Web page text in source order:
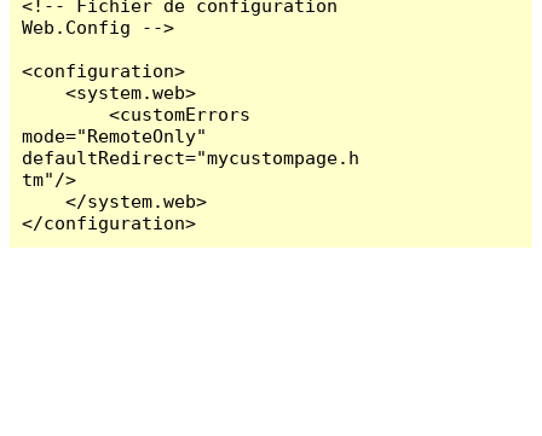
<!-- Fichier de configuration
Web.Config -->
<configuration>
    <system.web>
        <customErrors
mode="RemoteOnly"
defaultRedirect="mycustompage.h
tm"/>
    </system.web>
</configuration>